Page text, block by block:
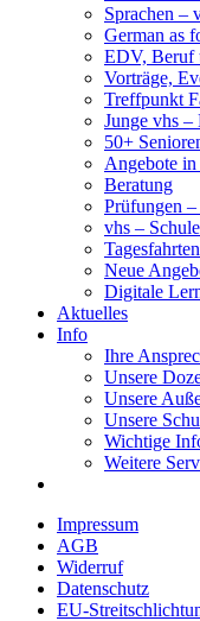
Sprachen –
German as
EDV, Beruf
Vorträge,
Treffpunkt
Junge vhs
50+
Angebote in
Beratung
Prüfungen –
vhs –
Neue
Digitale
Aktuelles
Info
Ihre
Unsere
Unsere
Unsere
Wichtige
Weitere
Impressum
AGB
Widerruf
Datenschutz
EU-